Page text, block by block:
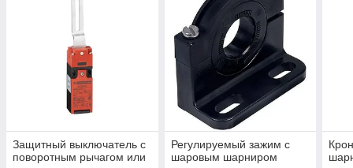
Защитный выключатель с
поворотным рычагом или
Регулируемый зажим с
шаровым шарниром